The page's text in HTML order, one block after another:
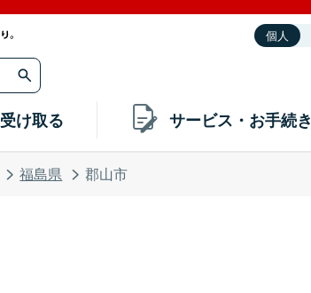
個人
受け取る サービス・お手続き
福島県 郡山市